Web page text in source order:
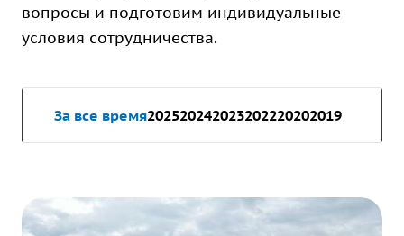
вопросы и подготовим индивидуальные
условия сотрудничества.
За все время202520242023202220202019